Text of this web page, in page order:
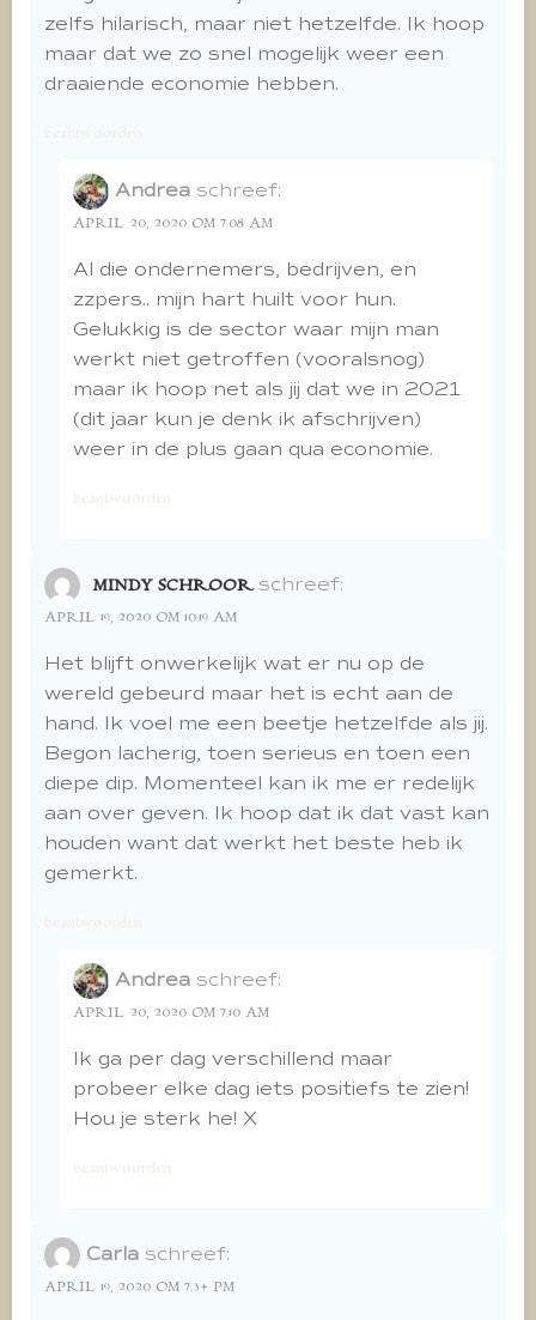
zelfs hilarisch, maar niet hetzelfde. Ik hoop
maar dat we zo snel mogelijk weer een
draaiende economie hebben.
beantwoorden
Andrea schreef:
APRIL 20, 2020 OM 7:08 AM
Al die ondernemers, bedrijven, en
zzpers.. mijn hart huilt voor hun.
Gelukkig is de sector waar mijn man
werkt niet getroffen (vooralsnog)
maar ik hoop net als jij dat we in 2021
(dit jaar kun je denk ik afschrijven)
weer in de plus gaan qua economie.
beantwoorden
MINDY SCHROOR schreef:
APRIL 19, 2020 OM 10:19 AM
Het blijft onwerkelijk wat er nu op de
wereld gebeurd maar het is echt aan de
hand. Ik voel me een beetje hetzelfde als jij.
Begon lacherig, toen serieus en toen een
diepe dip. Momenteel kan ik me er redelijk
aan over geven. Ik hoop dat ik dat vast kan
houden want dat werkt het beste heb ik
gemerkt.
beantwoorden
Andrea schreef:
APRIL 20, 2020 OM 7:10 AM
Ik ga per dag verschillend maar
probeer elke dag iets positiefs te zien!
Hou je sterk he! X
beantwoorden
Carla schreef:
APRIL 19, 2020 OM 7:34 PM